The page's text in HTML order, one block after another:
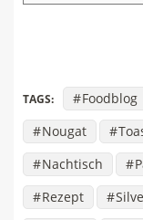
TAGS: Foodblog
Nougat
Nachtisch
Rezept